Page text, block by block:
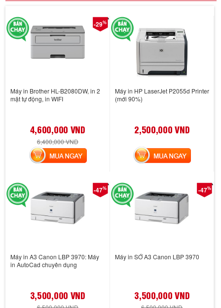
-29%
Máy in Brother HL-B2080DW, in 2
mặt tự động, in WIFI
4,600,000 VND
6,400,000 VND
MUA NGAY
Máy in HP LaserJet P2055d Printer
(mới 90%)
2,500,000 VND
MUA NGAY
-47%
Máy in A3 Canon LBP 3970: Máy
in AutoCad chuyên dụng
3,500,000 VND
-47%
Máy in SỚ A3 Canon LBP 3970
3,500,000 VND